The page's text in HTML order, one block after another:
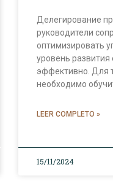
Делегирование
руководители
оптимизировать
уровень
эффективно. Для
необходимо
LEER COMPLETO »
15/11/2024